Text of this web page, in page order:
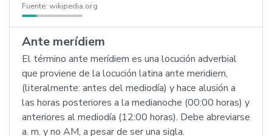
Fuente: wikipedia.org
Ante merídiem
El término ante merídiem es una locución adverbial
que proviene de la locución latina ante meridiem,
(literalmente: antes del mediodía) y hace alusión a
las horas posteriores a la medianoche (00:00 horas) y
anteriores al mediodía (12:00 horas). Debe abreviarse
a. m. y no AM, a pesar de ser una sigla.